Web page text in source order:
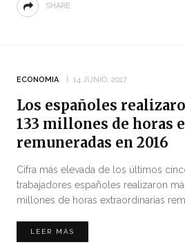
SHARE
ECONOMIA 14 JUNIO, 2017
Los españoles
133 millones de horas
remuneradas en 2016
Cifra más elevada de los últimos
trabajadores españoles realizaron
millones de horas extraordinarias
LEER MÁS